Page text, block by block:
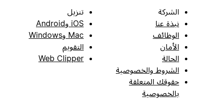
الشركة
نبذة عنا
الوظائف
الأمان
الحالة
الشروط والخصوصية
حقوقك المتعلقة
بالخصوصية
تنزيل
iOS وAndroid
Mac وWindows
التقويم
Web Clipper